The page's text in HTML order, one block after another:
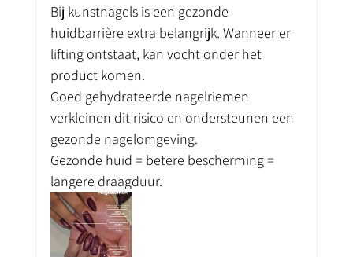
Bij kunstnagels is een gezonde
huidbarrière extra belangrijk. Wanneer er
lifting ontstaat, kan vocht onder het
product komen.
Goed gehydrateerde nagelriemen
verkleinen dit risico en ondersteunen een
gezonde nagelomgeving.
Gezonde huid = betere bescherming =
langere draagduur.